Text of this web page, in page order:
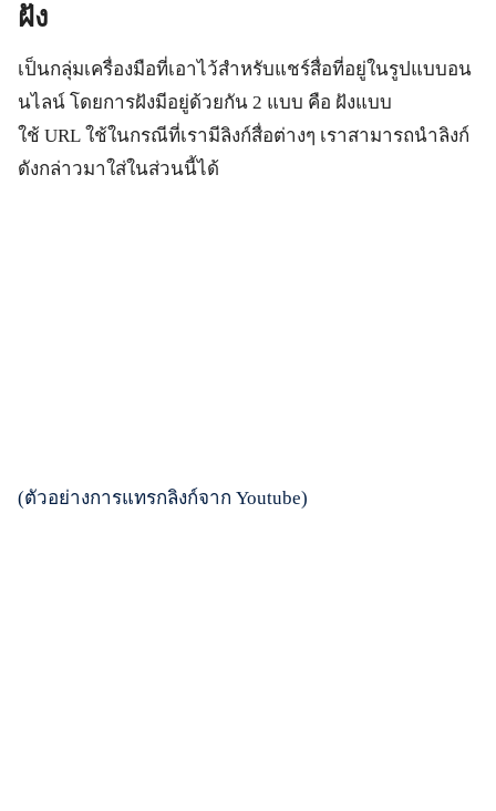
ฝัง
เป็นกลุ่มเครื่องมือที่เอาไว้สำหรับแชร์สื่อที่อยู่ในรูปแบบอน
นไลน์ โดยการฝังมีอยู่ด้วยกัน 2 แบบ คือ ฝังแบบ
ใช้ URL ใช้ในกรณีที่เรามีลิงก์สื่อต่างๆ เราสามารถนำลิงก์
ดังกล่าวมาใส่ในส่วนนี้ได้
(ตัวอย่างการแทรกลิงก์จาก Youtube)